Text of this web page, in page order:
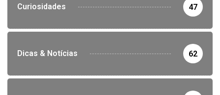
Curiosidades 47
Dicas & Notícias 62